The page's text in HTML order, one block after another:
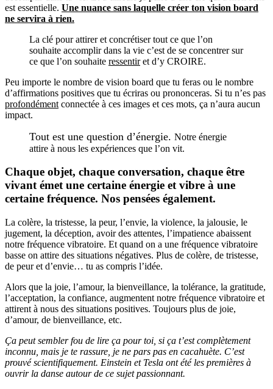
est essentielle. Une nuance sans laquelle créer ton vision board
ne servira à rien.
La clé pour attirer et concrétiser tout ce que l’on
souhaite accomplir dans la vie c’est de se concentrer sur
ce que l’on souhaite ressentiret d’y CROIRE.
Peu importe le nombre de vision board que tu feras ou le nombre
d’affirmations positives que tu écriras ou prononceras. Si tu n’es pas
profondément connectée à ces images et ces mots, ça n’aura aucun
impact.
Tout est une question d’énergie. Notre énergie
attire à nous les expériences que l’on vit.
Chaque objet, chaque conversation, chaque être
vivant émet une certaine énergie et vibre à une
certaine fréquence. Nos pensées également.
La colère, la tristesse, la peur, l’envie, la violence, la jalousie, le
jugement, la déception, avoir des attentes, l’impatience abaissent
notre fréquence vibratoire. Et quand on a une fréquence vibratoire
basse on attire des situations négatives. Plus de colère, de tristesse,
de peur et d’envie… tu as compris l’idée.
Alors que la joie, l’amour, la bienveillance, la tolérance, la gratitude,
l’acceptation, la confiance, augmentent notre fréquence vibratoire et
attirent à nous des situations positives. Toujours plus de joie,
d’amour, de bienveillance, etc.
Ça peut sembler fou de lire ça pour toi, si ça t’est complètement
inconnu, mais je te rassure, je ne pars pas en cacahuète. C’est
prouvé scientifiquement. Einstein et Tesla ont été les premières à
ouvrir la danse autour de ce sujet passionnant.